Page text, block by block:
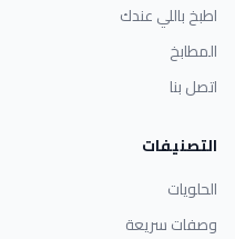
اطبخ باللي عندك
المطابخ
اتصل بنا
التصنيفات
الحلويات
وصفات سريعة